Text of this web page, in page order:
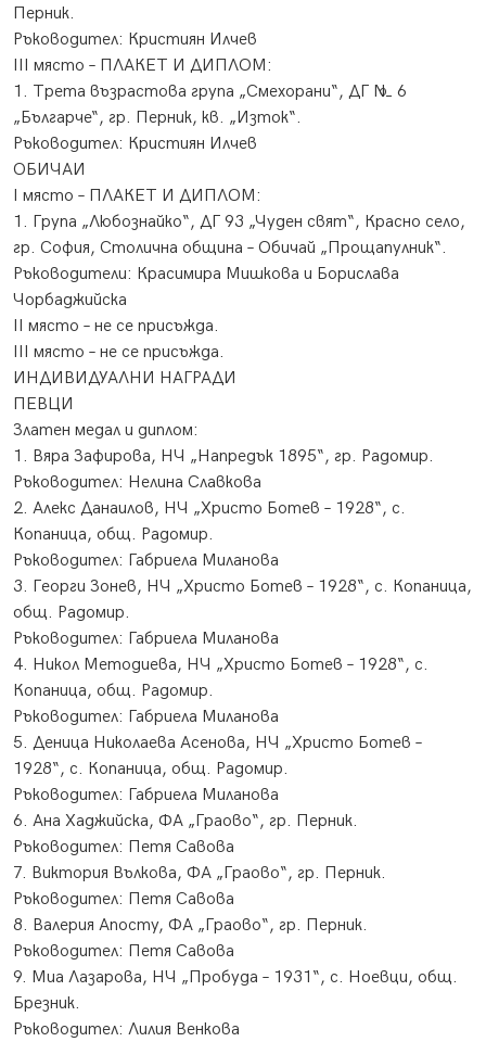
Перник.
Ръководител: Кристиян Илчев
ІІІ място – ПЛАКЕТ И ДИПЛОМ:
1. Трета възрастова група „Смехорани“, ДГ № 6
„Българче“, гр. Перник, кв. „Изток“.
Ръководител: Кристиян Илчев
ОБИЧАИ
І място – ПЛАКЕТ И ДИПЛОМ:
1. Група „Любознайко“, ДГ 93 „Чуден свят“, Красно село,
гр. София, Столична община – Обичай „Прощапулник“.
Ръководители: Красимира Мишкова и Борислава
Чорбаджийска
ІІ място – не се присъжда.
ІІІ място – не се присъжда.
ИНДИВИДУАЛНИ НАГРАДИ
ПЕВЦИ
Златен медал и диплом:
1. Вяра Зафирова, НЧ „Напредък 1895“, гр. Радомир.
Ръководител: Нелина Славкова
2. Алекс Данаилов, НЧ „Христо Ботев – 1928“, с.
Копаница, общ. Радомир.
Ръководител: Габриела Миланова
3. Георги Зонев, НЧ „Христо Ботев – 1928“, с. Копаница,
общ. Радомир.
Ръководител: Габриела Миланова
4. Никол Методиева, НЧ „Христо Ботев – 1928“, с.
Копаница, общ. Радомир.
Ръководител: Габриела Миланова
5. Деница Николаева Асенова, НЧ „Христо Ботев –
1928“, с. Копаница, общ. Радомир.
Ръководител: Габриела Миланова
6. Ана Хаджийска, ФА „Граово“, гр. Перник.
​Ръководител: Петя Савова
7. Виктория Вълкова, ФА „Граово“, гр. Перник.
Ръководител: Петя Савова
8. Валерия Апосту, ФА „Граово“, гр. Перник.
Ръководител: Петя Савова
9. Миа Лазарова, НЧ „Пробуда – 1931“, с. Ноевци, общ.
Брезник.
Ръководител: Лилия Венкова